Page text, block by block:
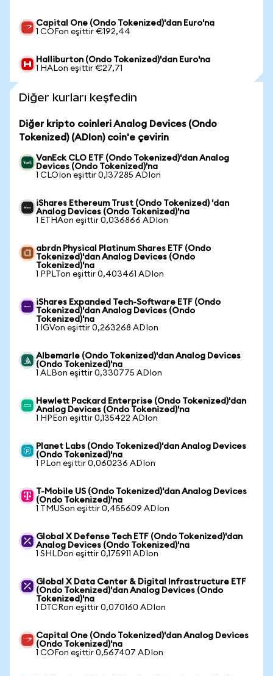
Capital One (Ondo Tokenized)'dan Euro'na
1 COFon eşittir €192,44
Halliburton (Ondo Tokenized)'dan Euro'na
1 HALon eşittir €27,71
Diğer kurları keşfedin
Diğer kripto coinleri Analog Devices (Ondo
Tokenized) (ADIon) coin'e çevirin
VanEck CLO ETF (Ondo Tokenized)'dan Analog
Devices (Ondo Tokenized)'na
1 CLOIon eşittir 0,137285 ADIon
iShares Ethereum Trust (Ondo Tokenized) 'dan
Analog Devices (Ondo Tokenized)'na
1 ETHAon eşittir 0,036866 ADIon
abrdn Physical Platinum Shares ETF (Ondo
Tokenized)'dan Analog Devices (Ondo
Tokenized)'na
1 PPLTon eşittir 0,403461 ADIon
iShares Expanded Tech-Software ETF (Ondo
Tokenized)'dan Analog Devices (Ondo
Tokenized)'na
1 IGVon eşittir 0,263268 ADIon
Albemarle (Ondo Tokenized)'dan Analog Devices
(Ondo Tokenized)'na
1 ALBon eşittir 0,330775 ADIon
Hewlett Packard Enterprise (Ondo Tokenized)'dan
Analog Devices (Ondo Tokenized)'na
1 HPEon eşittir 0,135422 ADIon
Planet Labs (Ondo Tokenized)'dan Analog Devices
(Ondo Tokenized)'na
1 PLon eşittir 0,060236 ADIon
T-Mobile US (Ondo Tokenized)'dan Analog Devices
(Ondo Tokenized)'na
1 TMUSon eşittir 0,455609 ADIon
Global X Defense Tech ETF (Ondo Tokenized)'dan
Analog Devices (Ondo Tokenized)'na
1 SHLDon eşittir 0,175911 ADIon
Global X Data Center & Digital Infrastructure ETF
(Ondo Tokenized)'dan Analog Devices (Ondo
Tokenized)'na
1 DTCRon eşittir 0,070160 ADIon
Capital One (Ondo Tokenized)'dan Analog Devices
(Ondo Tokenized)'na
1 COFon eşittir 0,567407 ADIon